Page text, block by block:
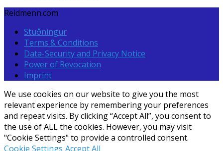
Reidmenn.com
Stuðningur
Terms & Conditions
Data-Security and Privacy Notice
Power of Revocation
Imprint
We use cookies on our website to give you the most
relevant experience by remembering your preferences
and repeat visits. By clicking “Accept All”, you consent to
the use of ALL the cookies. However, you may visit
"Cookie Settings" to provide a controlled consent.
Cookie Settings Accept All